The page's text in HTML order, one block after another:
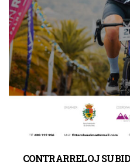
CONTRARRELOJ